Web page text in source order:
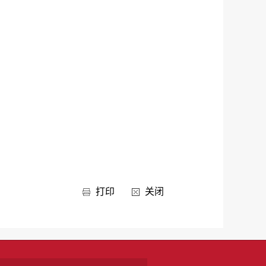
打印 关闭